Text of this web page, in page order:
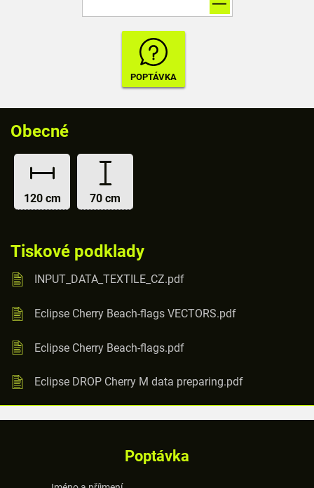
Obecné
120 cm 70 cm
Tiskové podklady
INPUT_DATA_TEXTILE_CZ.pdf
Eclipse Cherry Beach-flags VECTORS.pdf
Eclipse Cherry Beach-flags.pdf
Eclipse DROP Cherry M data preparing.pdf
Poptávka